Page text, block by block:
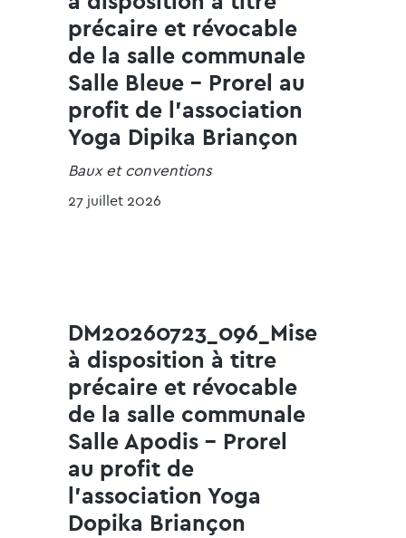
précaire et révocable
de la salle communale
Salle Bleue - Prorel au
profit de l'association
Yoga Dipika Briançon
Baux et conventions
27 juillet 2026
DM20260723_096_Mise
à disposition à titre
précaire et révocable
de la salle communale
Salle Apodis - Prorel
au profit de
l'association Yoga
Dopika Briançon